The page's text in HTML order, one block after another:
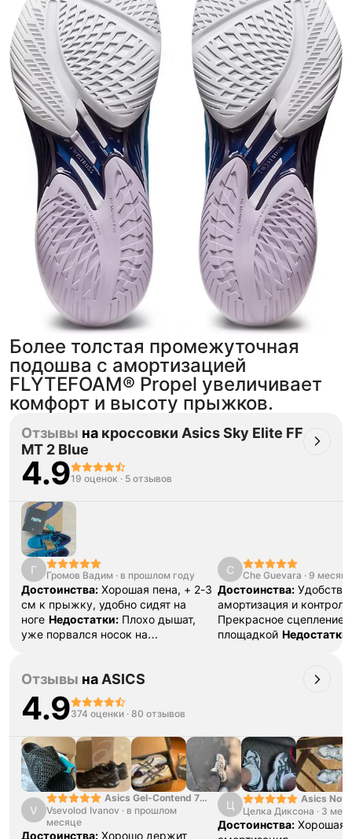
Более толстая промежуточная
подошва с амортизацией
FLYTEFOAM® Propel увеличивает
комфорт и высоту прыжков.
Отзывы на кроссовки Asics Sky Elite FF
MT 2 Blue
4.919 оценок · 5 отзывов
Г Громов Вадим · в прошлом году
Достоинства: Хорошая пена, + 2-3
см к прыжку, удобно сидят на
ноге Недостатки: Плохо дышат,
уже порвался носок на
доволен покупкой, намного лучше
чем в обычных дешёвых вариантах
заниматься волейболом
C Che Guevara · 9
Достоинства:
амортизация и
Прекрасное сцепление
площадкой Недостатки:
купленных в
Отзывы наASICS
4.9374 оценки · 80 отзывов
V
Asics Gel-Contend 7
Light Grey
Vsevolod Ivanov · в прошлом
месяце
Достоинства: Хорошо держит
Ц
Asics
Black
Целка Диксона · 3
Достоинства: Хорошая